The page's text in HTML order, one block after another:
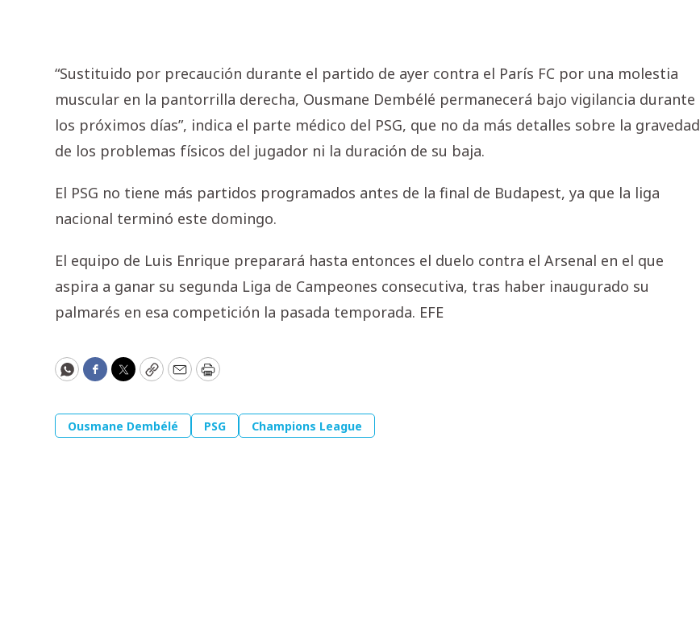
“Sustituido por precaución durante el partido de ayer contra el París FC por una molestia
muscular en la pantorrilla derecha, Ousmane Dembélé permanecerá bajo vigilancia durante
los próximos días”, indica el parte médico del PSG, que no da más detalles sobre la gravedad
de los problemas físicos del jugador ni la duración de su baja.
El PSG no tiene más partidos programados antes de la final de Budapest, ya que la liga
nacional terminó este domingo.
El equipo de Luis Enrique preparará hasta entonces el duelo contra el Arsenal en el que
aspira a ganar su segunda Liga de Campeones consecutiva, tras haber inaugurado su
palmarés en esa competición la pasada temporada. EFE
WhatsApp
Facebook
Twitter
CopyEmailPrint
Ousmane Dembélé PSG Champions League